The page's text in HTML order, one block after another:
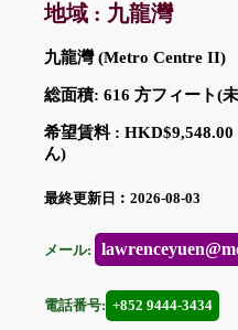
地域 : 九龍灣
九龍灣 (Metro Centre II)
総面積: 616 方フィート(
希望賃料 :
ん)
最終更新日︰2026-08-03
メール:
電話番号: +852 9444-3434